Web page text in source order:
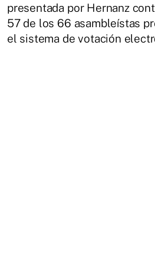
presentada por Hernanz
57 de los 66 asambleístas
el sistema de votación